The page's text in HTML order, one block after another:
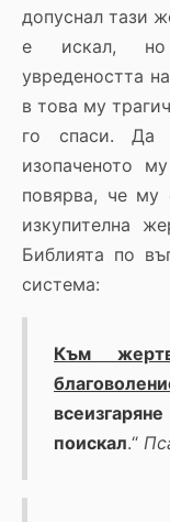
допуснал тази
е искал, но
увредеността
в това му
го спаси. Да
изопаченото
повярва, че му
изкупителна
Библията по
система:
Към
поискал.“